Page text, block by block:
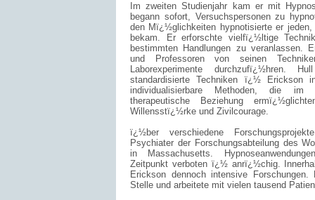
Im zweiten Studienjahr kam er mit
begann sofort, Versuchspersonen zu
den Mï¿½glichkeiten hypnotisierte er
bekam. Er erforschte vielfï¿½ltige
bestimmten Handlungen zu veranlassen.
und Professoren von seinen
Laborexperimente durchzufï¿½hren.
standardisierte Techniken ï¿½ Erickson
individualisierbare Methoden, die
therapeutische Beziehung
Willensstï¿½rke und Zivilcourage.
ï¿½ber verschiedene
Psychiater der Forschungsabteilung des
in Massachusetts.
Zeitpunkt verboten ï¿½ anrï¿½chig.
Erickson dennoch intensive
Stelle und arbeitete mit vielen tausend